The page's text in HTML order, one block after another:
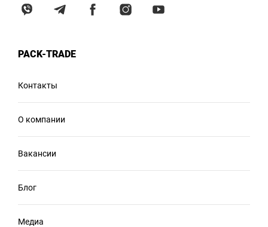
PACK-TRADE
Контакты
О компании
Вакансии
Блог
Медиа